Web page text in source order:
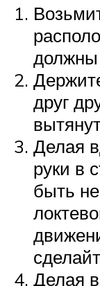
должны
друг
Делая
руки в
быть
Делая